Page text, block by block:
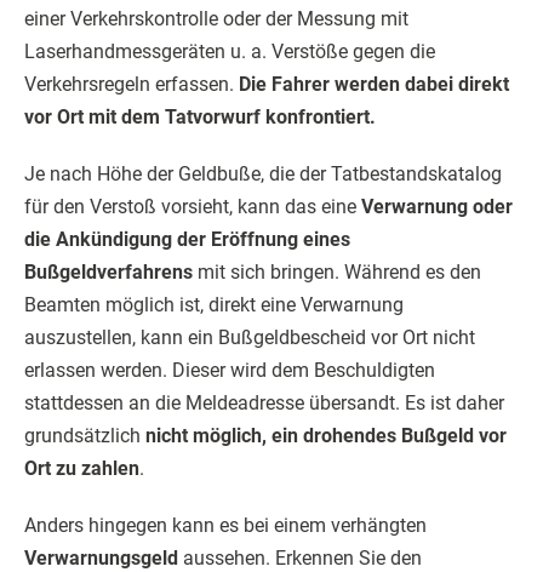
einer Verkehrskontrolle oder der Messung mit
Laserhandmessgeräten u. a. Verstöße gegen die
Verkehrsregeln erfassen. Die Fahrer werden dabei direkt
vor Ort mit dem Tatvorwurf konfrontiert.
Je nach Höhe der Geldbuße, die der Tatbestandskatalog
für den Verstoß vorsieht, kann das eine Verwarnung oder
die Ankündigung der Eröffnung eines
Bußgeldverfahrens mit sich bringen. Während es den
Beamten möglich ist, direkt eine Verwarnung
auszustellen, kann ein Bußgeldbescheid vor Ort nicht
erlassen werden. Dieser wird dem Beschuldigten
stattdessen an die Meldeadresse übersandt. Es ist daher
grundsätzlich nicht möglich, ein drohendes Bußgeld vor
Ort zu zahlen.
Anders hingegen kann es bei einem verhängten
Verwarnungsgeld aussehen. Erkennen Sie den